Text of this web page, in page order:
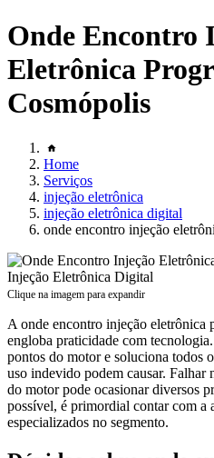
Onde Encontro
Eletrônica
Cosmópolis
Home
Serviços
injeção eletrônica
injeção eletrônica digital
onde encontro injeção
Clique na imagem para expandir
A onde encontro injeção eletrônica
engloba praticidade com
pontos do motor e soluciona todos
uso indevido podem causar. Falhar
do motor pode ocasionar diversos
possível, é primordial contar com a
especializados no segmento.